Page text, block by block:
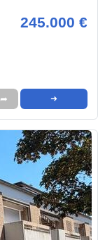
245.000 €
➦ ➜